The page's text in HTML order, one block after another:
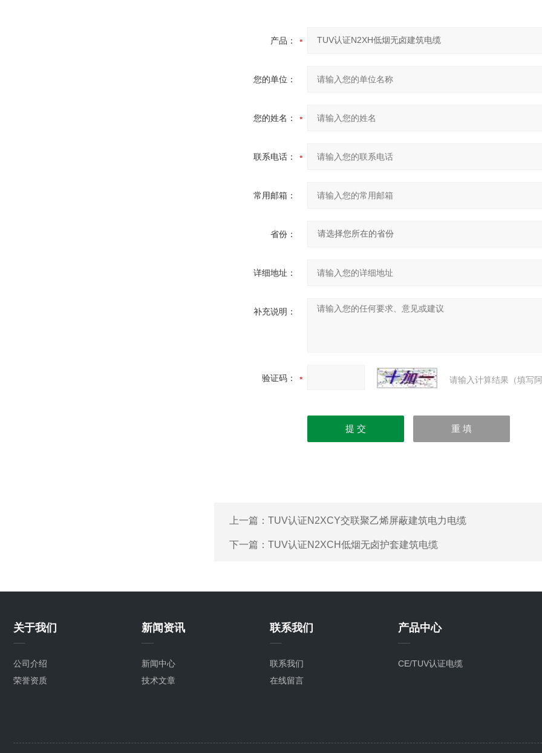
产品：
您的单位：
您的姓名：
联系电话：
常用邮箱：
省份：
详细地址：
补充说明：
验证码： 请输入计算结果（填写
上一篇： TUV认证N2XCY交联聚乙烯屏蔽建筑电力电缆
下一篇： TUV认证N2XCH低烟无卤护套建筑电缆
关于我们
公司介绍
荣誉资质
新闻资讯
新闻中心
技术文章
联系我们
联系我们
在线留言
产品中心
CE/TUV认证电缆